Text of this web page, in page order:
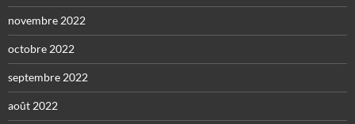
novembre 2022
octobre 2022
septembre 2022
août 2022